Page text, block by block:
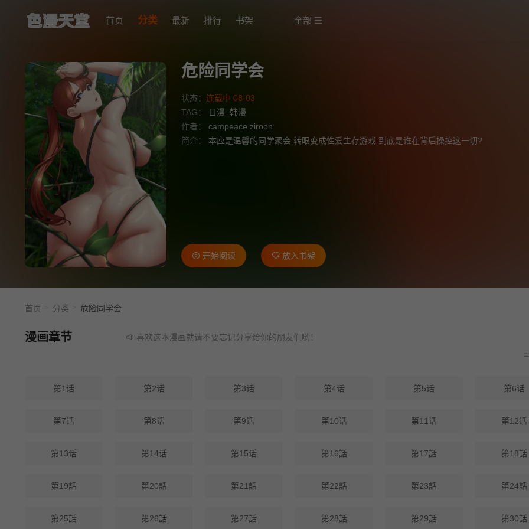
首页 分类 最新 排行 书架 全部
危险同学会
状态： 连载中 08-03
TAG：
日漫 韩漫
作者：
campeace ziroon
简介：
本应是温馨的同学聚会 转眼变成性爱生存游戏 到底是谁在背后操控这一切?
开始阅读 放入书架
首页 分类 危险同学会
漫画章节 喜欢这本漫画就请不要忘记分享给你的朋友们哟！
第1话 第2话 第3话 第4话 第5话 第6话
第7话 第8话 第9话 第10话 第11话 第12话
第13话 第14话 第15话 第16話 第17話 第18話
第19話 第20話 第21話 第22話 第23話 第24話
第25話 第26話 第27話 第28話 第29話 第30話